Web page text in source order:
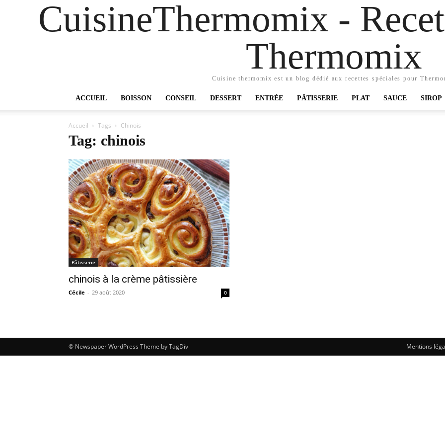
CuisineThermomix -
Thermomix
Cuisine thermomix est un blog dédié aux recettes spéciales pour
ACCUEIL BOISSON CONSEIL DESSERT ENTRÉE PÂTISSERIE PLAT SAUCE SIROP
Accueil Tags Chinois
Tag: chinois
Pâtisserie
chinois à la crème pâtissière
Cécile - 29 août 2020 0
Mentions
© Newspaper WordPress Theme by TagDiv